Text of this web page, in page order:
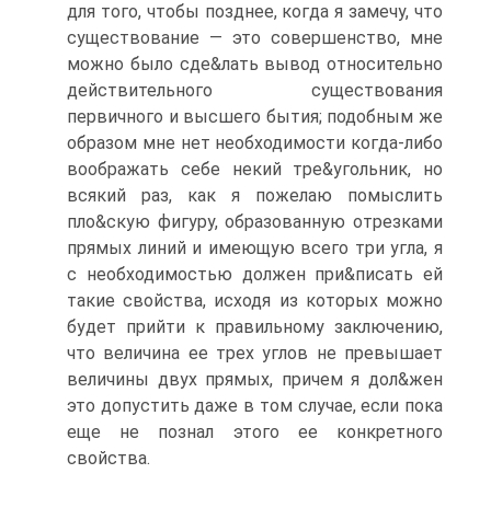
для того, чтобы позднее, когда я замечу, что
существование — это совершенство, мне
можно было сде&лать вывод относительно
действительного существования
первичного и высшего бытия; подобным же
образом мне нет необходимости когда-либо
воображать себе некий тре&угольник, но
всякий раз, как я пожелаю помыслить
пло&скую фигуру, образованную отрезками
прямых линий и имеющую всего три угла, я
с необходимостью должен при&писать ей
такие свойства, исходя из которых можно
будет прийти к правильному заключению,
что величина ее трех углов не превышает
величины двух прямых, причем я дол&жен
это допустить даже в том случае, если пока
еще не познал этого ее конкретного
свойства.